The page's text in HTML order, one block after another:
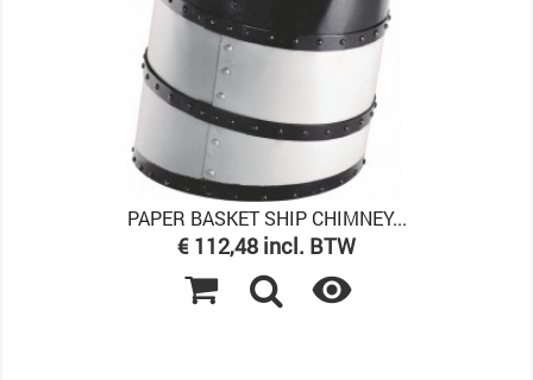
PAPER BASKET SHIP CHIMNEY...
Prijs
€ 112,48 incl. BTW
